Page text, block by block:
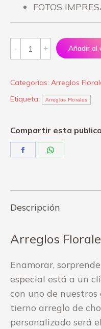
FOTOS
Arreglos
Florales
cúbico"
quantity
Añadir al
Categorías: Arreglos
Etiqueta:
Arreglos Florales
Compartir esta
Share
Descripción
Arreglos
Enamorar,
especial está a un
con uno de
tierno arreglo de
personalizado será